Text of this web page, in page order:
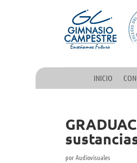
INICIO
porAudiovisuales